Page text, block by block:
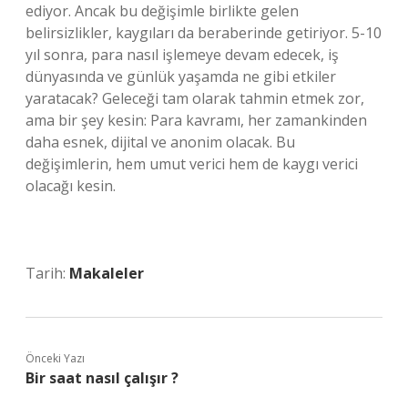
ediyor. Ancak bu değişimle birlikte gelen
belirsizlikler, kaygıları da beraberinde getiriyor. 5-10
yıl sonra, para nasıl işlemeye devam edecek, iş
dünyasında ve günlük yaşamda ne gibi etkiler
yaratacak? Geleceği tam olarak tahmin etmek zor,
ama bir şey kesin: Para kavramı, her zamankinden
daha esnek, dijital ve anonim olacak. Bu
değişimlerin, hem umut verici hem de kaygı verici
olacağı kesin.
Tarih: Makaleler
Önceki Yazı
Bir saat nasıl çalışır ?